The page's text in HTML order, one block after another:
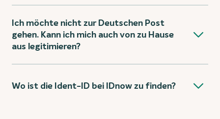
Ich möchte nicht zur Deutschen Post
gehen. Kann ich mich auch von zu Hause
aus legitimieren?
Wo ist die Ident-ID bei IDnow zu finden?